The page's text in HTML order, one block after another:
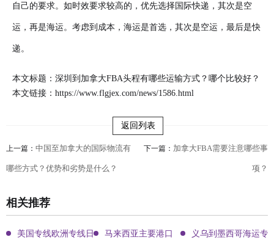
自己的要求。如时效要求较高的，优先选择国际快递，其次是空
运，再是海运。考虑到成本，海运是首选，其次是空运，最后是快
递。
本文标题：深圳到加拿大FBA头程有哪些运输方式？哪个比较好？
本文链接： https://www.flgjex.com/news/1586.html
返回列表
上一篇： 中国至加拿大的国际物流有
哪些方式？优势和劣势是什么？
下一篇： 加拿大FBA需要注意哪些事
项？
相关推荐
美国专线欧洲专线日本专线区别马来西亚主要港口 义乌到墨西哥海运专